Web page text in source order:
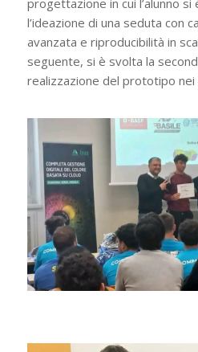
l’ideazione di una seduta con
avanzata e riproducibilità in
seguente, si è svolta la
realizzazione del prototipo nei